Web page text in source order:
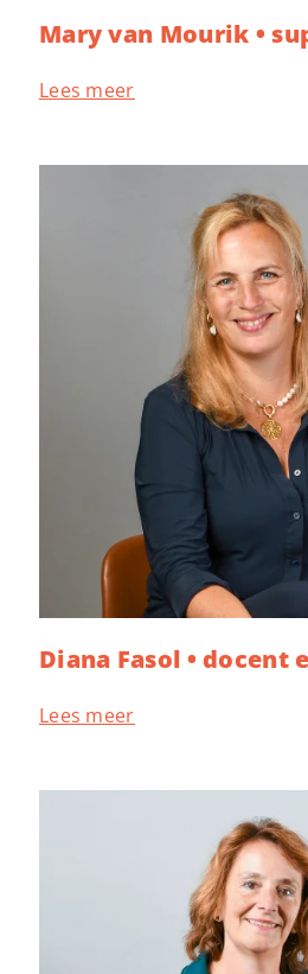
Mary van Mourik •
Lees meer
Diana Fasol • docent
Lees meer